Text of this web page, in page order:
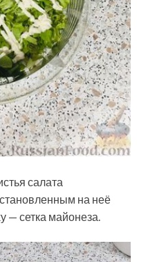
салата
на неё
— сетка майонеза.